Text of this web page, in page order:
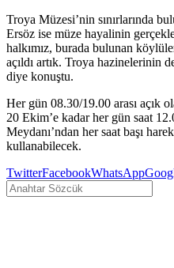
Troya Müzesi’nin sınırlarında
Ersöz ise müze hayalinin
halkımız, burada bulunan
açıldı artık. Troya hazinelerinin
diye konuştu.
Her gün 08.30/19.00 arası açık
20 Ekim’e kadar her gün saat
Meydanı’ndan her saat başı
kullanabilecek.
TwitterFacebookWhatsApp